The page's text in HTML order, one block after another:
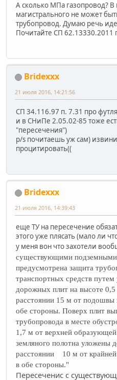
А сколько МПа газопровод?
магистрального не может
трубопровод. Думаю речь
Почитайте СП 62.13330.2011
Bridexxx
21 июля 2016, 14:21:56
СП 34.116.97 п. 7.31 про
и в СНиПе 2.05.02-85 тоже
"пересечения")
p/s почитаешь уж сам)
процитировать((
Bridexxx
21 июля 2016, 14:39:43
еще ТУ на пересечение
этого уже плясать (мало ли
у меня вон что захотели
существующими
предусмотрена защита
транспортных средств
дорожных плит на высоте
расстоянии 15 м от подошвы
обе стороны. Поверх плит
трубопровода в месте
1,7 м от верхней
земляного полотна уложены
расстоянии
10 м от
в обе стороны."
Пересеченис с